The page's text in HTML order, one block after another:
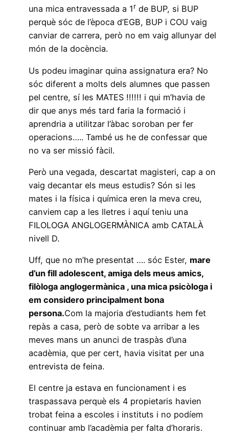
una mica entravessada a 1r de BUP, si BUP
perquè sóc de l’època d’EGB, BUP i COU vaig
canviar de carrera, però no em vaig allunyar del
món de la docència.
Us podeu imaginar quina assignatura era? No
sóc diferent a molts dels alumnes que passen
pel centre, sí les MATES !!!!!! i qui m’havia de
dir que anys més tard faria la formació i
aprendria a utilitzar l’àbac soroban per fer
operacions….. També us he de confessar que
no va ser missió fàcil.
Però una vegada, descartat magisteri, cap a on
vaig decantar els meus estudis? Són si les
mates i la física i química eren la meva creu,
canviem cap a les lletres i aquí teniu una
FILOLOGA ANGLOGERMÀNICA amb CATALÀ
nivell D.
Uff, que no m’he presentat …. sóc Ester, mare
d’un fill adolescent, amiga dels meus amics,
filòloga anglogermànica , una mica psicòloga i
em considero principalment bona
persona.Com la majoria d’estudiants hem fet
repàs a casa, però de sobte va arribar a les
meves mans un anunci de traspàs d’una
acadèmia, que per cert, havia visitat per una
entrevista de feina.
El centre ja estava en funcionament i es
traspassava perquè els 4 propietaris havien
trobat feina a escoles i instituts i no podíem
continuar amb l’acadèmia per falta d’horaris.